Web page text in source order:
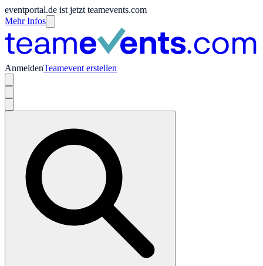
eventportal.de ist jetzt teamevents.com
Mehr Infos
AnmeldenTeamevent erstellen